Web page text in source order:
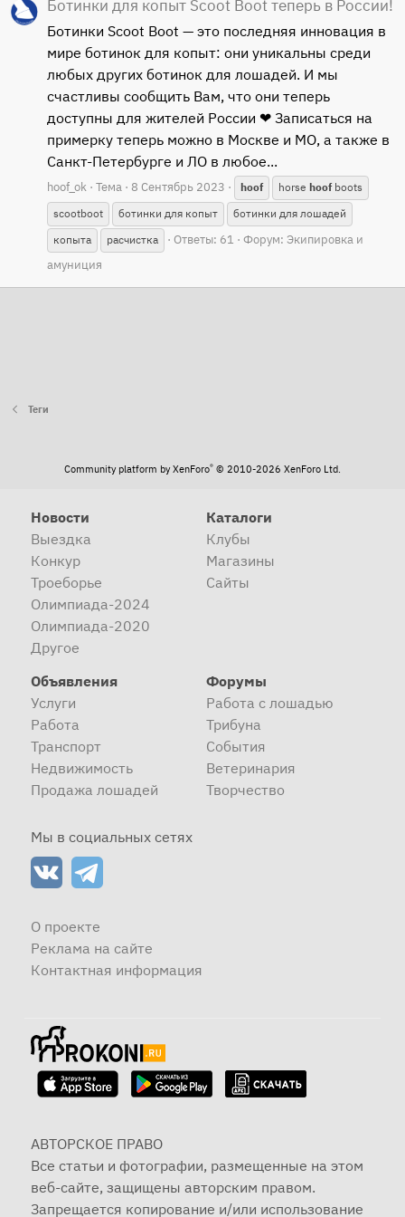
Ботинки для копыт Scoot Boot теперь в России!
Ботинки Scoot Boot — это последняя инновация в
мире ботинок для копыт: они уникальны среди
любых других ботинок для лошадей. И мы
счастливы сообщить Вам, что они теперь
доступны для жителей России ❤ Записаться на
примерку теперь можно в Москве и МО, а также в
Санкт-Петербурге и ЛО в любое...
hoof_ok Тема 8 Сентябрь 2023 hoof horse hoofboots
scootboot
ботинки для копыт
ботинки для лошадей
копыта
расчистка Ответы: 61 Форум: Экипировка и
амуниция
Теги
Community platform by XenForo® © 2010-2026 XenForo Ltd.
Новости
Выездка
Конкур
Троеборье
Олимпиада-2024
Олимпиада-2020
Другое
Каталоги
Клубы
Магазины
Сайты
Объявления
Услуги
Работа
Транспорт
Недвижимость
Продажа лошадей
Форумы
Работа с лошадью
Трибуна
События
Ветеринария
Творчество
Мы в социальных сетях
О проекте
Реклама на сайте
Контактная информация
АВТОРСКОЕ ПРАВО
Все статьи и фотографии, размещенные на этом
веб-сайте, защищены авторским правом.
Запрещается копирование и/или использование